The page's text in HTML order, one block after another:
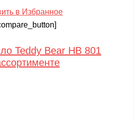
в Избранное
Teddy Bear HB 801